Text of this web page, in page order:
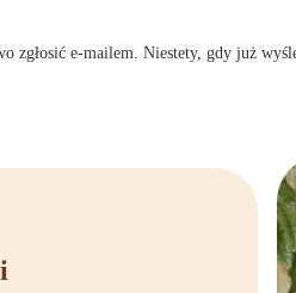
zgłosić e-mailem. Niestety, gdy już